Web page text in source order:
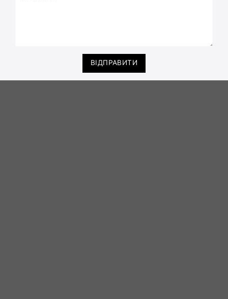
ВІДПРАВИТИ